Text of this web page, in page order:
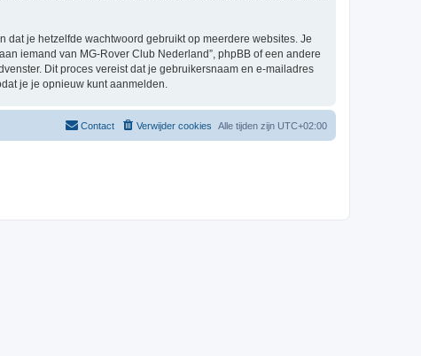
je hetzelfde wachtwoord gebruikt op meerdere websites. Je
iemand van MG-Rover Club Nederland”, phpBB of een andere
Dit proces vereist dat je gebruikersnaam en e-mailadres
je je opnieuw kunt aanmelden.
Alle tijden zijn UTC+02:00
Verwijder cookies
Contact